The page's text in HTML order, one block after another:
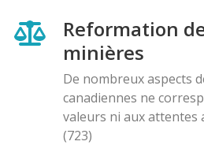
Reformation
minières
De nombreux aspects
canadiennes ne
valeurs ni aux attentes
(723)